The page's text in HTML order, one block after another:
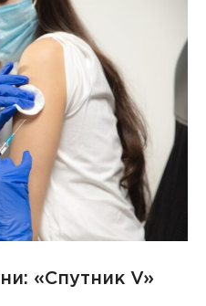
«Спутник V»